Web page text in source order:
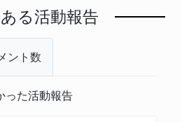
る活動報告
ント数
った活動報告